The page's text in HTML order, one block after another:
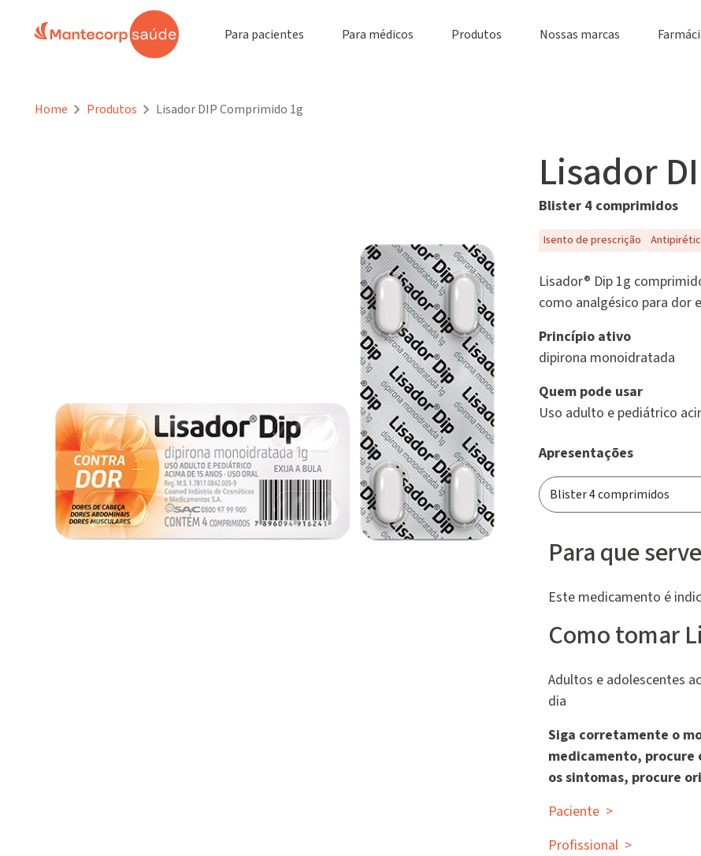
Para pacientes Para médicos Produtos Nossas marcas
Home Produtos Lisador DIP Comprimido 1g
Lisador
Blister 4 comprimidos
Isento de prescrição
Lisador® Dip 1g
como analgésico para dor
Princípio ativo
dipirona monoidratada
Quem pode usar
Uso adulto e pediátrico
Apresentações
Para que
Este medicamento é
Como tomar
Adultos e adolescentes
dia
Siga corretamente o
medicamento, procure
os sintomas, procure
Paciente >
Profissional >